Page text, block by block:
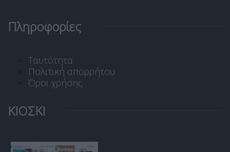
Πληροφορίες
Ταυτότητα
Πολιτική απορρήτου
Όροι χρήσης
ΚΙΟΣΚΙ